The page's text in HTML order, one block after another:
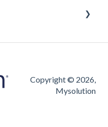
Copyright © 2026,
Mysolution